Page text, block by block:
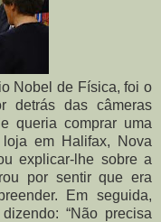
Nobel de Física, foi o
detrás das câmeras
queria comprar uma
em Halifax, Nova
explicar-lhe sobre a
por sentir que era
Em seguida,
“Não precisa